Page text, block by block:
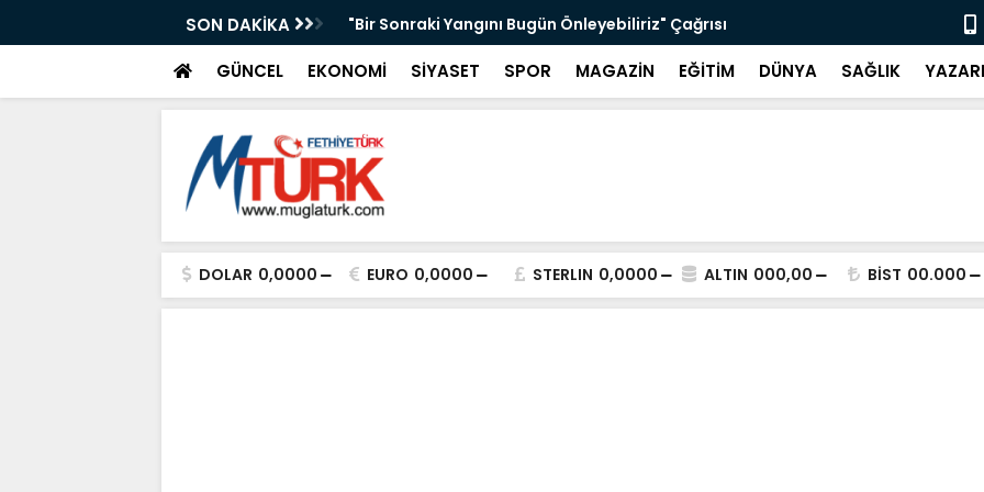
SON DAKİKA
IŞIKHAN'A GÜREŞ DAVETİ "Bir Sonraki Yangını Bugün Önleyebiliriz" Çağrısı Selahattin
GÜNCEL EKONOMİ SİYASET SPOR MAGAZİN EĞİTİM DÜNYA SAĞLIK
DOLAR 0,0000 EURO 0,0000 STERLIN 0,0000 ALTIN 000,00 BİST 00.000